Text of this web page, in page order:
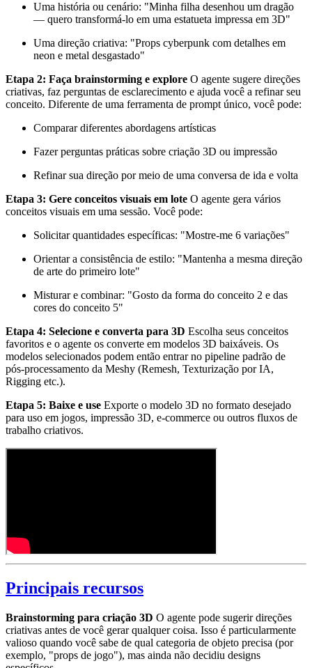
Uma história ou cenário: "Minha filha desenhou um dragão
— quero transformá-lo em uma estatueta impressa em 3D"
Uma direção criativa: "Props cyberpunk com detalhes em
neon e metal desgastado"
Etapa 2: Faça brainstorming e explore O agente sugere direções
criativas, faz perguntas de esclarecimento e ajuda você a refinar seu
conceito. Diferente de uma ferramenta de prompt único, você pode:
Comparar diferentes abordagens artísticas
Fazer perguntas práticas sobre criação 3D ou impressão
Refinar sua direção por meio de uma conversa de ida e volta
Etapa 3: Gere conceitos visuais em lote O agente gera vários
conceitos visuais em uma sessão. Você pode:
Solicitar quantidades específicas: "Mostre-me 6 variações"
Orientar a consistência de estilo: "Mantenha a mesma direção
de arte do primeiro lote"
Misturar e combinar: "Gosto da forma do conceito 2 e das
cores do conceito 5"
Etapa 4: Selecione e converta para 3D Escolha seus conceitos
favoritos e o agente os converte em modelos 3D baixáveis. Os
modelos selecionados podem então entrar no pipeline padrão de
pós-processamento da Meshy (Remesh, Texturização por IA,
Rigging etc.).
Etapa 5: Baixe e use Exporte o modelo 3D no formato desejado
para uso em jogos, impressão 3D, e-commerce ou outros fluxos de
trabalho criativos.
Principais recursos
Brainstorming para criação 3D O agente pode sugerir direções
criativas antes de você gerar qualquer coisa. Isso é particularmente
valioso quando você sabe de qual categoria de objeto precisa (por
exemplo, "props de jogo"), mas ainda não decidiu designs